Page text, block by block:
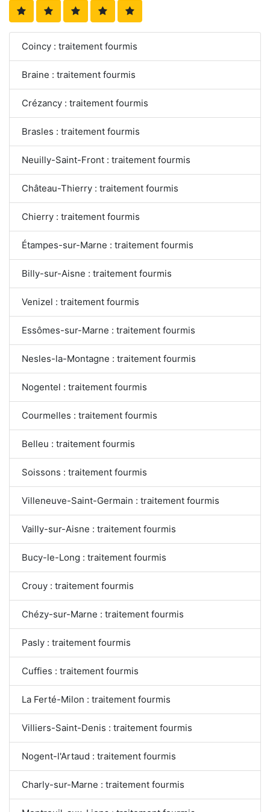
Coincy : traitement fourmis
Braine : traitement fourmis
Crézancy : traitement fourmis
Brasles : traitement fourmis
Neuilly-Saint-Front : traitement fourmis
Château-Thierry : traitement fourmis
Chierry : traitement fourmis
Étampes-sur-Marne : traitement fourmis
Billy-sur-Aisne : traitement fourmis
Venizel : traitement fourmis
Essômes-sur-Marne : traitement fourmis
Nesles-la-Montagne : traitement fourmis
Nogentel : traitement fourmis
Courmelles : traitement fourmis
Belleu : traitement fourmis
Soissons : traitement fourmis
Villeneuve-Saint-Germain : traitement fourmis
Vailly-sur-Aisne : traitement fourmis
Bucy-le-Long : traitement fourmis
Crouy : traitement fourmis
Chézy-sur-Marne : traitement fourmis
Pasly : traitement fourmis
Cuffies : traitement fourmis
La Ferté-Milon : traitement fourmis
Villiers-Saint-Denis : traitement fourmis
Nogent-l'Artaud : traitement fourmis
Charly-sur-Marne : traitement fourmis